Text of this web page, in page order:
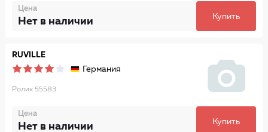
Цена
Нет в наличии Купить
RUVILLE
Германия
Ролик 55583
Цена
Нет в наличии Купить